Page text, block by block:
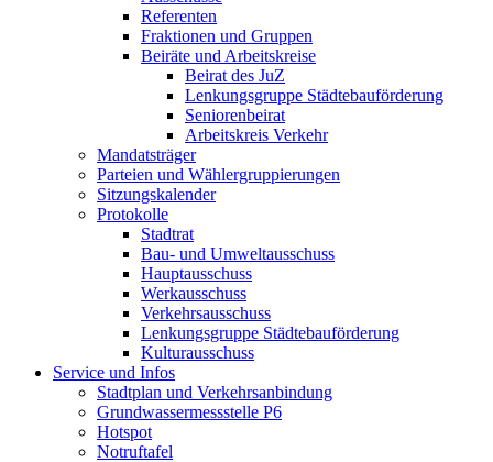
Referenten
Fraktionen und Gruppen
Beiräte und Arbeitskreise
Beirat des JuZ
Lenkungsgruppe Städtebauförderung
Seniorenbeirat
Arbeitskreis Verkehr
Mandatsträger
Parteien und Wählergruppierungen
Sitzungskalender
Protokolle
Stadtrat
Bau- und Umweltausschuss
Hauptausschuss
Werkausschuss
Verkehrsausschuss
Lenkungsgruppe Städtebauförderung
Kulturausschuss
Service und Infos
Stadtplan und Verkehrsanbindung
Grundwassermessstelle P6
Hotspot
Notruftafel